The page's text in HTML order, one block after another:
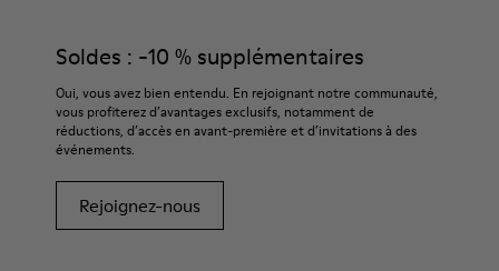
Soldes : -10 % supplémentaires
Oui, vous avez bien entendu. En rejoignant notre communauté,
vous profiterez d’avantages exclusifs, notamment de
réductions, d’accès en avant-première et d’invitations à des
événements.
Rejoignez-nous